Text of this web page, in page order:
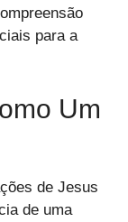
para a
Um
de Jesus
de uma